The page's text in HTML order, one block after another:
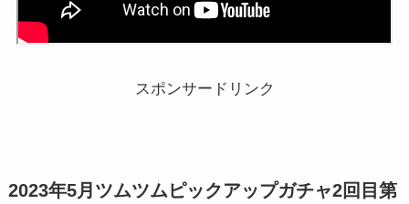
スポンサードリンク
2023年5月ツムツムピックアップガチャ2回目第